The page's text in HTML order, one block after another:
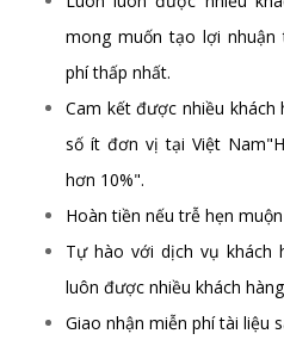
mong muốn tạo lợi nhuận
phí thấp nhất.
Cam kết được nhiều
số ít đơn vị tại Việt
hơn 10%".
Hoàn tiền nếu trễ hẹn
Tự hào với dịch vụ khách
luôn được nhiều khách
Giao nhận miễn phí tài liệu